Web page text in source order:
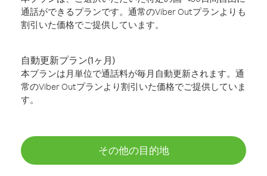
通話ができるプランです。通常のViber Outプランよりも
割引いた価格でご提供しています。
自動更新プラン(1ヶ月)
本プランは月単位で通話料が毎月自動更新されます。通
常のViber Outプランより割引いた価格でご提供していま
す。
その他の目的地